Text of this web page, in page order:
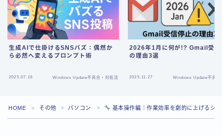
Follow Me
生成AIで仕掛けるSNSバズ：偶然か
ら必然へ変えるプロンプト術
2025.07.16 Windows Update不具合・対処法
2026年1月に何が!? Gmail受信
の理由3選
2025.11.27 Windows Update不具合
HOME ＞ その他 ＞ パソコン ＞ 基本操作編｜作業効率を劇的に上げるシ